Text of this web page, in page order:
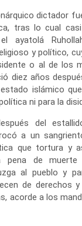
dictador
tras lo cual
ayatolá
y político,
o al de los
diez años
islámico
ni para la
del
a un
que tortura y
pena de
al pueblo y
de derechos
acorde a los